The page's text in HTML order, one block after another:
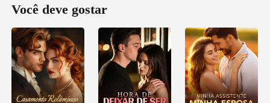
Você deve gostar